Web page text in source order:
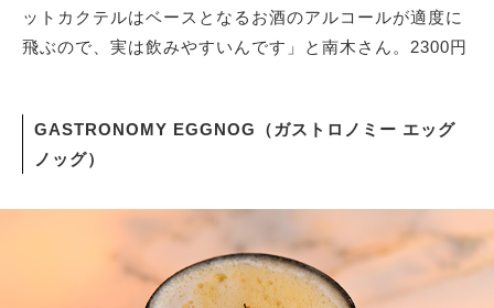
ットカクテルはベースとなるお酒のアルコールが適度に
飛ぶので、実は飲みやすいんです」と南木さん。2300円
GASTRONOMY EGGNOG（ガストロノミー エッグ
ノッグ）